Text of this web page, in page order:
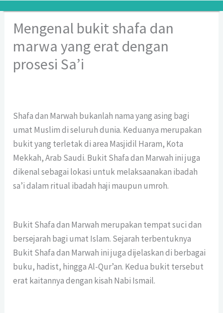
kontenMengenal bukit shafa dan
marwa yang erat dengan
prosesi Sa’i
Shafa dan Marwah bukanlah nama yang asing bagi
umat Muslim di seluruh dunia. Keduanya merupakan
bukit yang terletak di area Masjidil Haram, Kota
Mekkah, Arab Saudi. Bukit Shafa dan Marwah ini juga
dikenal sebagai lokasi untuk melaksaanakan ibadah
sa’i dalam ritual ibadah haji maupun umroh.
Bukit Shafa dan Marwah merupakan tempat suci dan
bersejarah bagi umat Islam. Sejarah terbentuknya
Bukit Shafa dan Marwah ini juga dijelaskan di berbagai
buku, hadist, hingga Al-Qur’an. Kedua bukit tersebut
erat kaitannya dengan kisah Nabi Ismail.